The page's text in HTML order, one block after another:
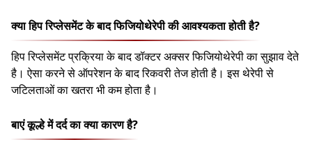
क्या हिप रिप्लेसमेंट के बाद फिजियोथेरेपी की आवश्यकता होती है?
हिप रिप्लेसमेंट प्रक्रिया के बाद डॉक्टर अक्सर फिजियोथेरेपी का सुझाव देते
है। ऐसा करने से ऑपरेशन के बाद रिकवरी तेज होती है। इस थेरेपी से
जटिलताओं का खतरा भी कम होता है।
बाएं कूल्हे में दर्द का क्या कारण है?